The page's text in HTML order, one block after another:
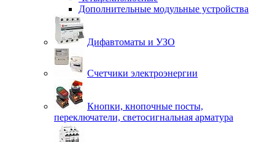
Дополнительные модульные устройства
Дифавтоматы и УЗО
Счетчики электроэнергии
Кнопки, кнопочные посты,
переключатели, светосигнальная арматура